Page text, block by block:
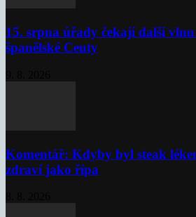
15. srpna úřady čekají další
španělské Ceuty
Komentář: Kdyby byl steak
zdraví jako řípa